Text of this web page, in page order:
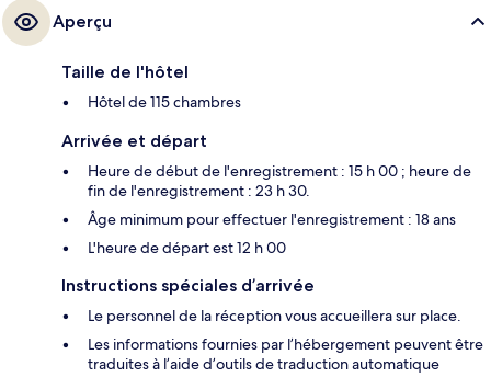
Aperçu
Taille de l'hôtel
Hôtel de 115 chambres
Arrivée et départ
Heure de début de l'enregistrement : 15 h 00 ; heure de
fin de l'enregistrement : 23 h 30.
Âge minimum pour effectuer l'enregistrement : 18 ans
L'heure de départ est 12 h 00
Instructions spéciales d’arrivée
Le personnel de la réception vous accueillera sur place.
Les informations fournies par l’hébergement peuvent être
traduites à l’aide d’outils de traduction automatique